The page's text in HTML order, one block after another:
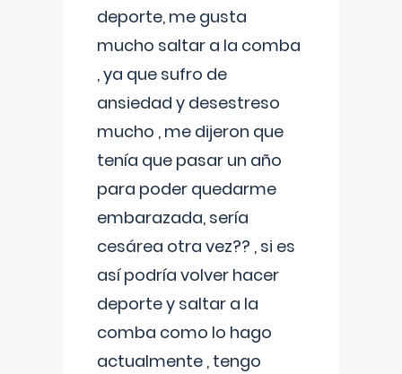
deporte, me gusta
mucho saltar a la comba
, ya que sufro de
ansiedad y desestreso
mucho , me dijeron que
tenía que pasar un año
para poder quedarme
embarazada, sería
cesárea otra vez?? , si es
así podría volver hacer
deporte y saltar a la
comba como lo hago
actualmente , tengo